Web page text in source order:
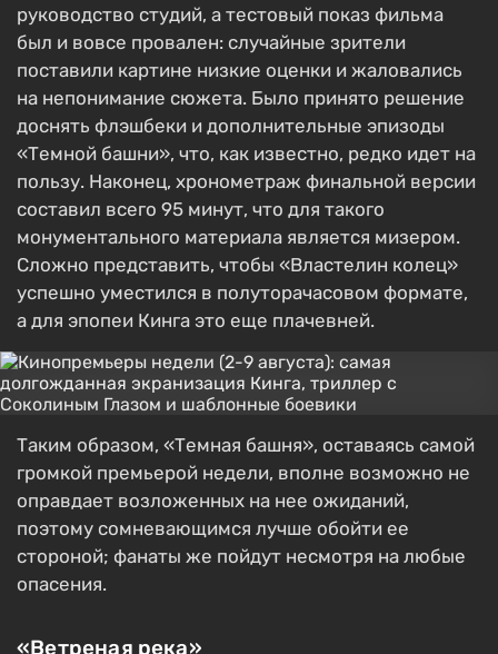
руководство студий, а тестовый показ фильма
был и вовсе провален: случайные зрители
поставили картине низкие оценки и жаловались
на непонимание сюжета. Было принято решение
доснять флэшбеки и дополнительные эпизоды
«Темной башни», что, как известно, редко идет на
пользу. Наконец, хронометраж финальной версии
составил всего 95 минут, что для такого
монументального материала является мизером.
Сложно представить, чтобы «Властелин колец»
успешно уместился в полуторачасовом формате,
а для эпопеи Кинга это еще плачевней.
Таким образом, «Темная башня», оставаясь самой
громкой премьерой недели, вполне возможно не
оправдает возложенных на нее ожиданий,
поэтому сомневающимся лучше обойти ее
стороной; фанаты же пойдут несмотря на любые
опасения.
«Ветреная река»